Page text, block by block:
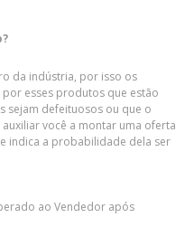
da indústria, por isso os
esses produtos que estão
sejam defeituosos ou que o
você a montar uma oferta
indica a probabilidade dela ser
ao Vendedor após